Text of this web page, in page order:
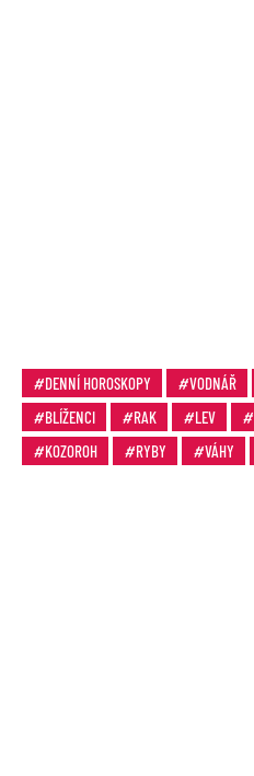
DENNÍ HOROSKOPY VODNÁŘ
BLÍŽENCI
RAK LEV
KOZOROH
RYBY VÁHY